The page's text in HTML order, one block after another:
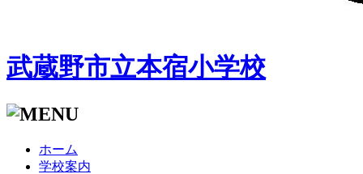
武蔵野市立本宿小学校
ホーム
学校案内